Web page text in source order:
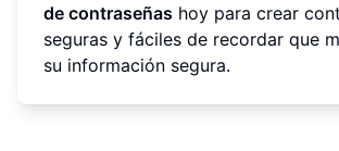
de contraseñas hoy para crear
seguras y fáciles de recordar que
su información segura.